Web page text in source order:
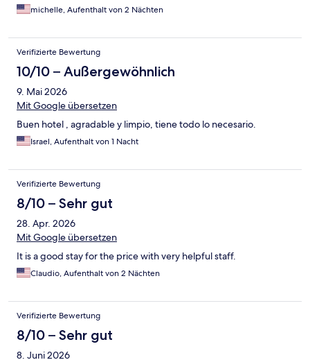
michelle, Aufenthalt von 2 Nächten
Verifizierte Bewertung
10/10 – Außergewöhnlich
9. Mai 2026
Mit Google übersetzen
Buen hotel , agradable y limpio, tiene todo lo necesario.
Israel, Aufenthalt von 1 Nacht
Verifizierte Bewertung
8/10 – Sehr gut
28. Apr. 2026
Mit Google übersetzen
It is a good stay for the price with very helpful staff.
Claudio, Aufenthalt von 2 Nächten
Verifizierte Bewertung
8/10 – Sehr gut
8. Juni 2026